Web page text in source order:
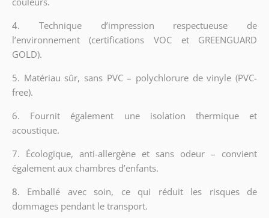
4. Technique d’impression respectueuse de
l’environnement (certifications VOC et GREENGUARD
GOLD).
5. Matériau sûr, sans PVC – polychlorure de vinyle (PVC-
free).
6. Fournit également une isolation thermique et
acoustique.
7. Écologique, anti-allergène et sans odeur – convient
également aux chambres d’enfants.
8. Emballé avec soin, ce qui réduit les risques de
dommages pendant le transport.